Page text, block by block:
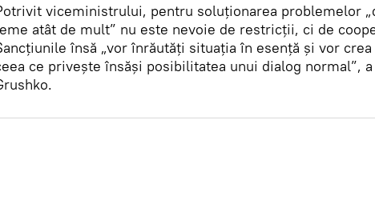
viceministrului, pentru soluționarea problemelor
atât de mult” nu este nevoie de restricții, ci de
însă „vor înrăutăți situația în esență și vor
ce privește însăși posibilitatea unui dialog normal”, a